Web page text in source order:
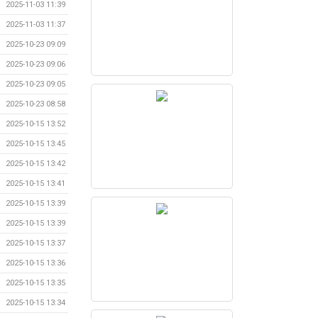
2025-11-03 11:39
2025-11-03 11:37
2025-10-23 09:09
2025-10-23 09:06
2025-10-23 09:05
2025-10-23 08:58
2025-10-15 13:52
2025-10-15 13:45
2025-10-15 13:42
2025-10-15 13:41
2025-10-15 13:39
2025-10-15 13:39
2025-10-15 13:37
2025-10-15 13:36
2025-10-15 13:35
2025-10-15 13:34